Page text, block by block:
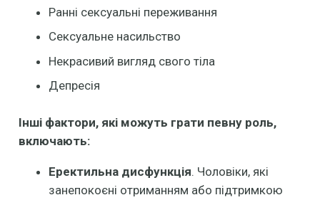
Ранні сексуальні переживання
Сексуальне насильство
Некрасивий вигляд свого тіла
Депресія
Інші фактори, які можуть грати певну роль,
включають:
Еректильна дисфункція. Чоловіки, які
занепокоєні отриманням або підтримкою